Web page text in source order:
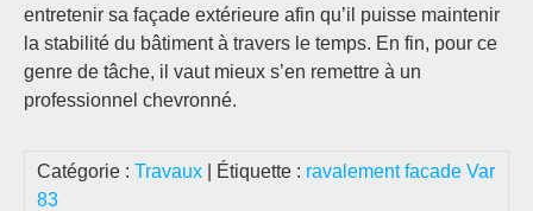
entretenir sa façade extérieure afin qu’il puisse maintenir
la stabilité du bâtiment à travers le temps. En fin, pour ce
genre de tâche, il vaut mieux s’en remettre à un
professionnel chevronné.
Catégorie : Travaux | Étiquette : ravalement facade Var
83